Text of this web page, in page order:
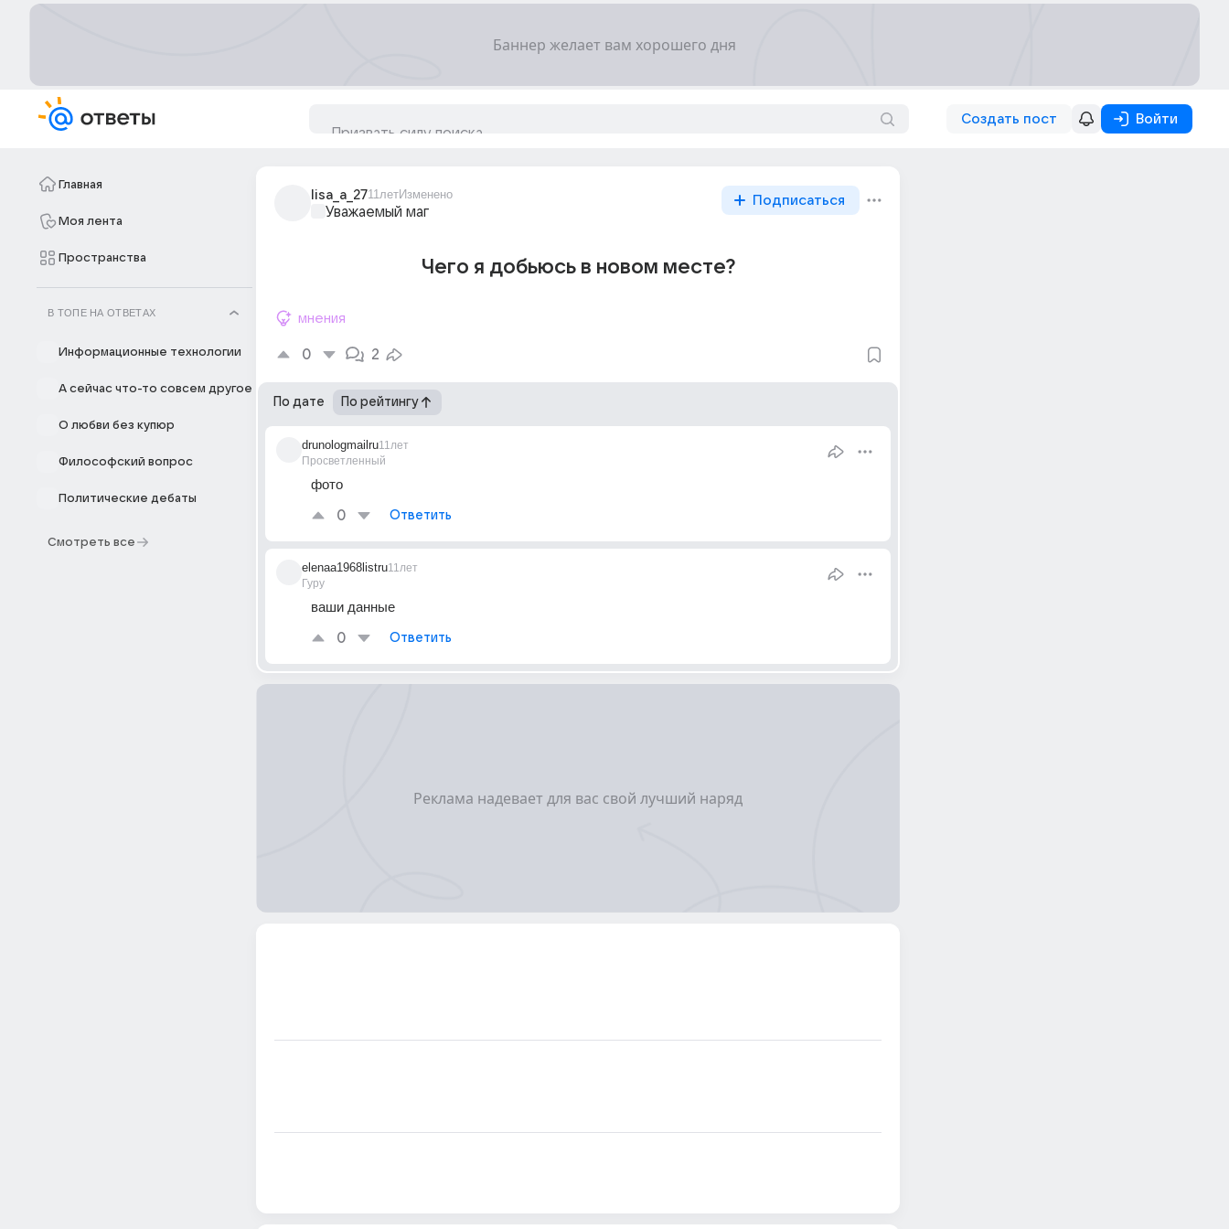
Создать пост Войти
Главная
Моя лента
Пространства
В ТОПЕ НА ОТВЕТАХ
Информационные технологии
А сейчас что-то совсем другое
О любви без купюр
Философский вопрос
Политические дебаты
Смотреть все
lisa_a_2711летИзменено
Уважаемый маг
Подписаться
Чего я добьюсь в новом месте?
мнения
0 2
По дате По рейтингу
drunologmailru
Просветленный
11лет
фото
0 Ответить
elenaa1968listru
Гуру
11лет
ваши данные
0 Ответить